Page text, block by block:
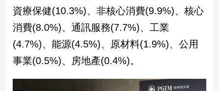
毒
專
區
資療保健(10.3%)、非核心消費(9.9%)、核心
消費(8.0%)、通訊服務(7.7%)、工業
(4.7%)、能源(4.5%)、原材料(1.9%)、公用
事業(0.5%)、房地產(0.4%)。